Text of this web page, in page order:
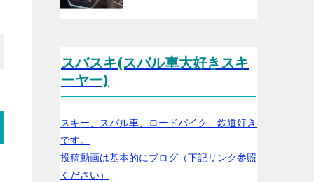
スバスキ(スバル車大好きスキ
ーヤー)
スキー、スバル車、ロードバイク、鉄道好き
です。
投稿動画は基本的にブログ（下記リンク参照
ください）